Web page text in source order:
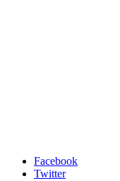
Facebook
Twitter